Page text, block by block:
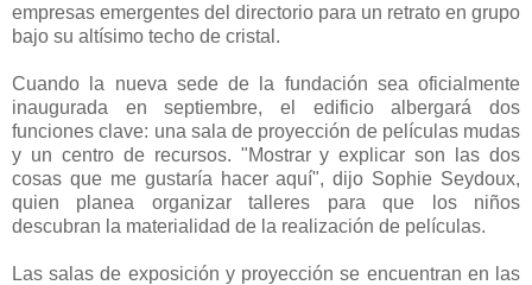
empresas emergentes del directorio para un retrato en grupo
bajo su altísimo techo de cristal.
Cuando la nueva sede de la fundación sea oficialmente
inaugurada en septiembre, el edificio albergará dos
funciones clave: una sala de proyección de películas mudas
y un centro de recursos. "Mostrar y explicar son las dos
cosas que me gustaría hacer aquí", dijo Sophie Seydoux,
quien planea organizar talleres para que los niños
descubran la materialidad de la realización de películas.
Las salas de exposición y proyección se encuentran en las